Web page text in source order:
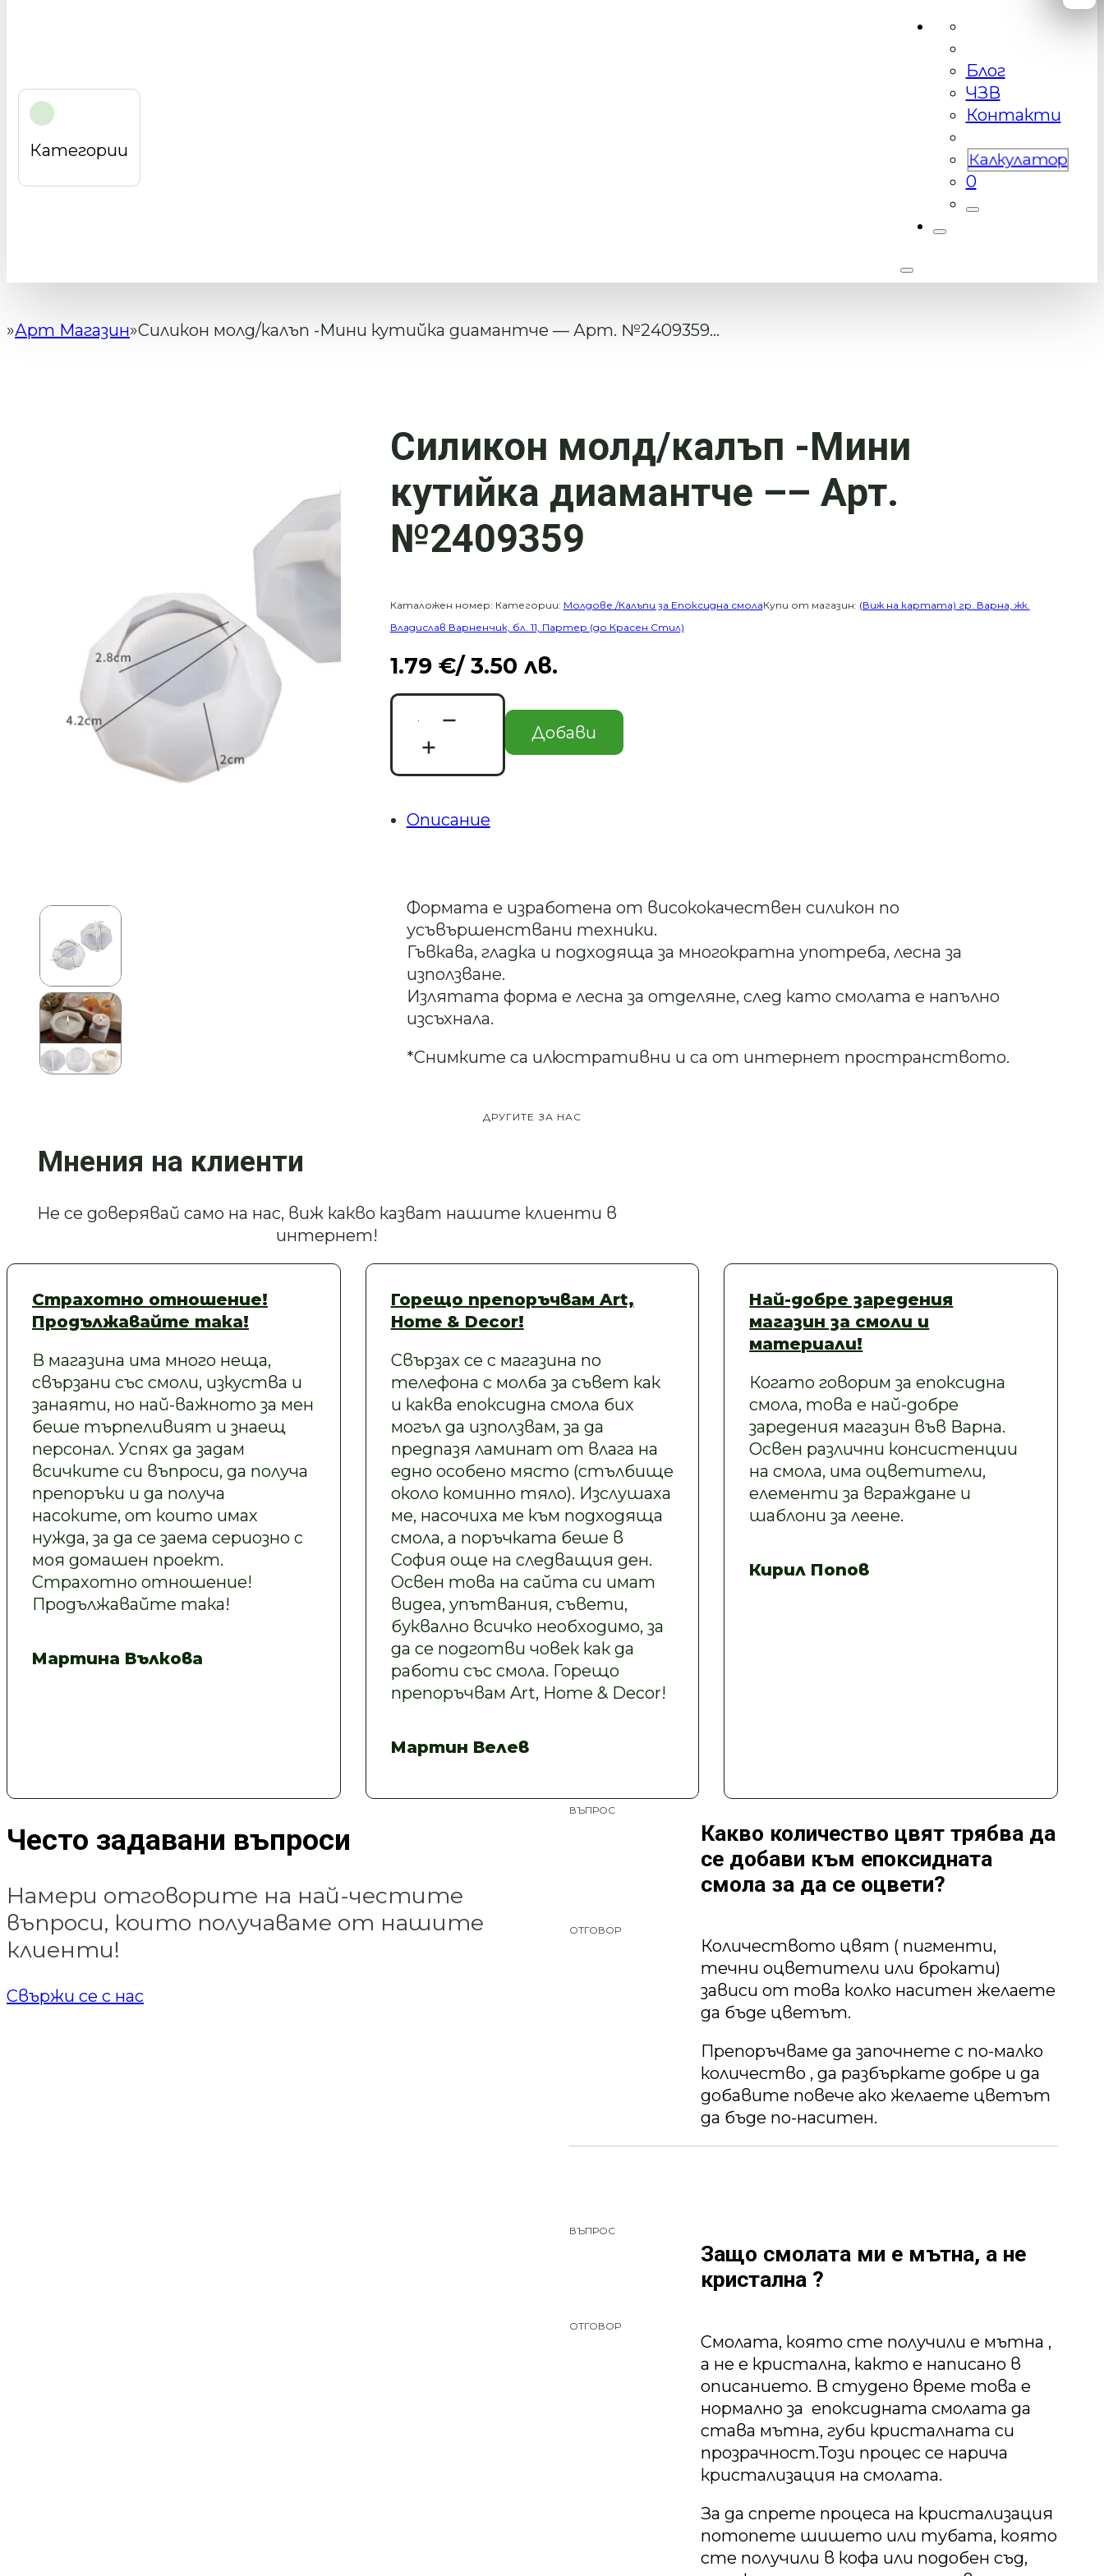
Категории
Блог
ЧЗВ
Контакти
Калкулатор
0
Силикон молд/калъп -Мини
кутийка диамантче –– Арт.
№2409359
Каталожен номер: Категории: Молдове /Калъпи за Епоксидна смолаКупи от магазин: (Виж на картата) гр. Варна, жк.
Владислав Варненчик, бл. 11, Партер (до Красен Стил)
1.79 €/ 3.50 лв.
количество
Силикон
калъп
кутийка
диамантче
Добави
Описание
Формата е изработена от висококачествен силикон по
усъвършенствани техники.
Гъвкава, гладка и подходяща за многократна употреба, лесна за
използване.
Излятата форма е лесна за отделяне, след като смолата е напълно
изсъхнала.
*Снимките са илюстративни и са от интернет пространството.
Начало
Арт Магазин Силикон молд/калъп -Мини кутийка диамантче –– Арт. №2409359...
ДРУГИТЕ ЗА НАС
Мнения на клиенти
Не се доверявай само на нас, виж какво казват нашите клиенти в
интернет!
Страхотно отношение!
Продължавайте така!
В магазина има много неща,
свързани със смоли, изкуства и
занаяти, но най-важното за мен
беше търпеливият и знаещ
персонал. Успях да задам
всичките си въпроси, да получа
препоръки и да получа
насоките, от които имах
нужда, за да се заема сериозно с
моя домашен проект.
Страхотно отношение!
Продължавайте така!
Мартина Вълкова
Горещо препоръчвам Art,
Home & Decor!
Свързах се с магазина по
телефона с молба за съвет как
и каква епоксидна смола бих
могъл да използвам, за да
предпазя ламинат от влага на
едно особено място (стълбище
около коминно тяло). Изслушаха
ме, насочиха ме към подходяща
смола, а поръчката беше в
София още на следващия ден.
Освен това на сайта си имат
видеа, упътвания, съвети,
буквално всичко необходимо, за
да се подготви човек как да
работи със смола. Горещо
препоръчвам Art, Home & Decor!
Мартин Велев
Най-добре заредения
магазин за смоли и
материали!
Когато говорим за епоксидна
смола, това е най-добре
заредения магазин във Варна.
Освен различни консистенции
на смола, има оцветители,
елементи за вграждане и
шаблони за леене.
Кирил Попов
Често задавани въпроси
Намери отговорите на най-честите
въпроси, които получаваме от нашите
клиенти!
Свържи се с нас
ВЪПРОС
Какво количество цвят трябва да
се добави към епоксидната
смола за да се оцвети?
ОТГОВОР
Количеството цвят ( пигменти,
течни оцветители или брокати)
зависи от това колко наситен желаете
да бъде цветът.
Препоръчваме да започнете с по-малко
количество , да разбъркате добре и да
добавите повече ако желаете цветът
да бъде по-наситен.
ВЪПРОС
Защо смолата ми е мътна, а не
кристална ?
ОТГОВОР
Смолата, която сте получили е мътна ,
а не е кристална, както е написано в
описанието. В студено време това е
нормално за епоксидната смолата да
става мътна, губи кристалната си
прозрачност.Този процес се нарича
кристализация на смолата.
За да спрете процеса на кристализация
потопете шишето или тубата, която
сте получили в кофа или подобен съд,